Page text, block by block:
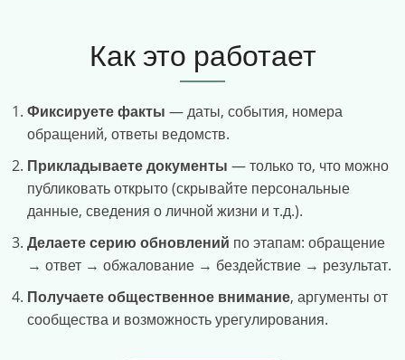
Как это работает
Фиксируете факты — даты, события, номера
обращений, ответы ведомств.
Прикладываете документы — только то, что можно
публиковать открыто (скрывайте персональные
данные, сведения о личной жизни и т.д.).
Делаете серию обновлений по этапам: обращение
→ ответ → обжалование → бездействие → результат.
Получаете общественное внимание, аргументы от
сообщества и возможность урегулирования.